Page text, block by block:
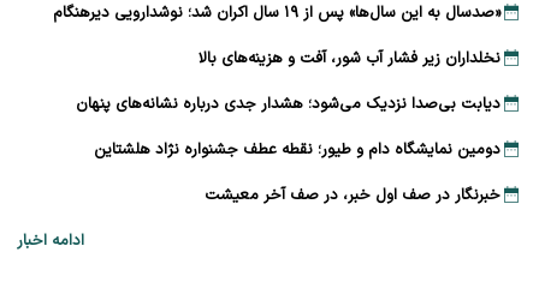
«صدسال به این سال‌ها» پس از ۱۹ سال اکران شد؛ نوشدارویی دیرهنگام
نخلداران زیر فشار آب شور، آفت و هزینه‌های بالا
دیابت بی‌صدا نزدیک می‌شود؛ هشدار جدی درباره نشانه‌های پنهان
دومین نمایشگاه دام و طیور؛ نقطه عطف جشنواره نژاد هلشتاین
خبرنگار در صف اول خبر، در صف آخر معیشت
ادامه اخبار